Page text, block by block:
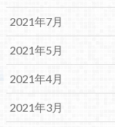
2021年7月
2021年5月
2021年4月
2021年3月